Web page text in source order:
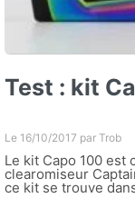
Test : kit
Le 16/10/2017 par Trob
Le kit Capo 100 est
clearomiseur
ce kit se trouve